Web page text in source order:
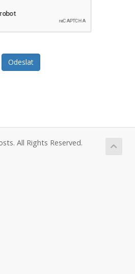
Odeslat
All Rights Reserved.